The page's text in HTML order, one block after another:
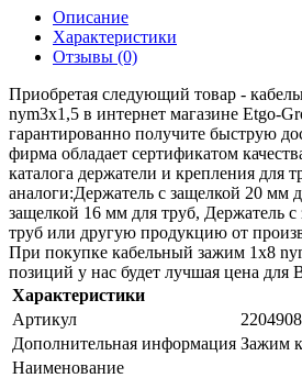
Описание
Характеристики
Отзывы (0)
Приобретая следующий товар -
nym3x1,5 в интернет магазине Etgo-
гарантированно получите быструю
фирма обладает сертификатом
каталога держатели и крепления для
аналоги:Держатель с защелкой 20 мм
защелкой 16 мм для труб, Держатель
труб или другую продукцию от
При покупке кабельный зажим 1x8
позиций у нас будет лучшая цена для
Характеристики
Артикул
2204908
Дополнительная информация Зажим
Наименование